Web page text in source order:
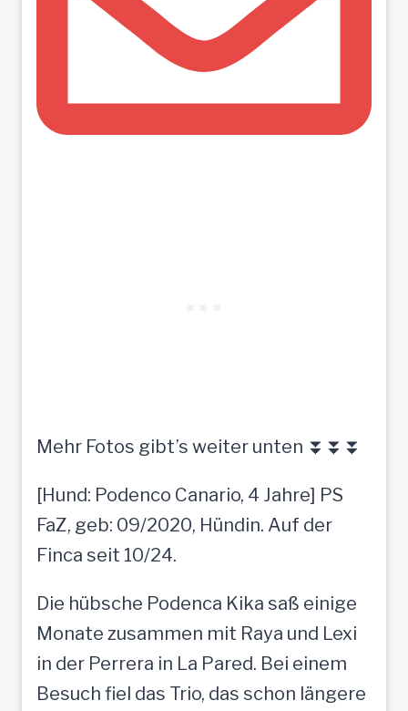
Mehr Fotos gibt’s weiter unten ⏬⏬⏬
[Hund: Podenco Canario, 4 Jahre] PS
FaZ, geb: 09/2020, Hündin. Auf der
Finca seit 10/24.
Die hübsche Podenca Kika saß einige
Monate zusammen mit Raya und Lexi
in der Perrera in La Pared. Bei einem
Besuch fiel das Trio, das schon längere